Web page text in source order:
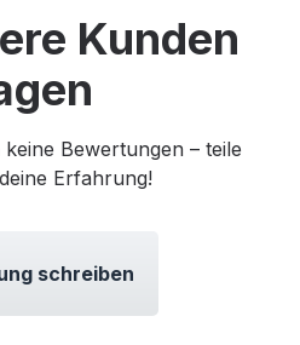
Kunden
Bewertungen – teile
Erfahrung!
schreiben